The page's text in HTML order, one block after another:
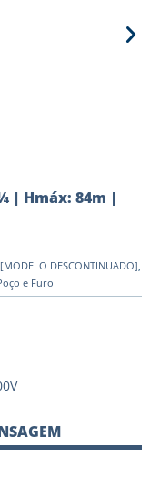
| Hmáx: 84m |
DESCONTINUADO],
e Furo